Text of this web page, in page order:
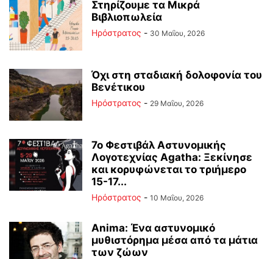
Στηρίζουμε τα Μικρά
Βιβλιοπωλεία
Ηρόστρατος - 30 Μαΐου, 2026
Όχι στη σταδιακή δολοφονία του
Βενέτικου
Ηρόστρατος - 29 Μαΐου, 2026
7ο Φεστιβάλ Αστυνομικής
Λογοτεχνίας Agatha: Ξεκίνησε
και κορυφώνεται το τριήμερο
15-17...
Ηρόστρατος - 10 Μαΐου, 2026
Anima: Ένα αστυνομικό
μυθιστόρημα μέσα από τα μάτια
των ζώων